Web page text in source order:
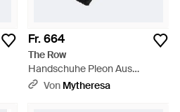
Fr. 664
The Row
Handschuhe Pleon Aus
Kaschmir - Schwarz
Von Mytheresa